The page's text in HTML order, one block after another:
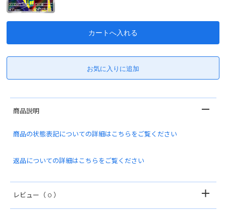
商品説明
商品の状態表記についての詳細はこちらをご覧ください
返品についての詳細はこちらをご覧ください
レビュー （ 0 ）